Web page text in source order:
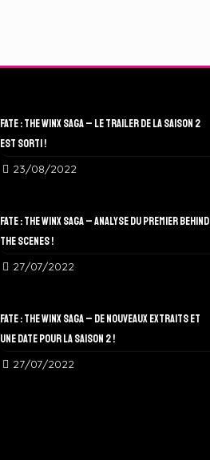
Fate : The Winx Saga – Le Trailer de la Saison 2
est sorti !
23/08/2022
Fate : The Winx Saga – Analyse du Premier Behind
The Scenes !
27/07/2022
Fate : The Winx Saga – De nouveaux extraits et
une date pour la Saison 2 !
27/07/2022